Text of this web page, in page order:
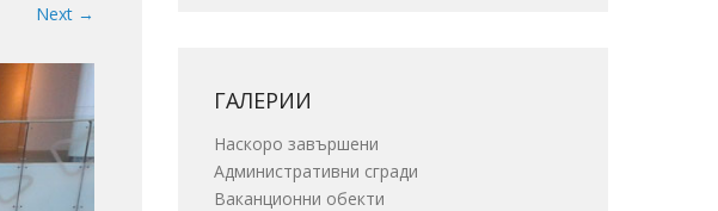
Next →
ГАЛЕРИИ
Наскоро завършени
Административни сгради
Ваканционни обекти